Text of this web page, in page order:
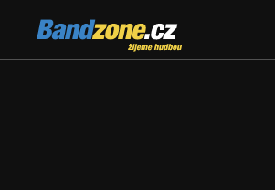
Bandzone.cz
žijeme hudbou